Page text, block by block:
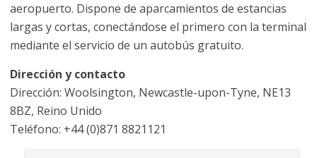
aeropuerto. Dispone de aparcamientos de estancias
largas y cortas, conectándose el primero con la terminal
mediante el servicio de un autobús gratuito.
Dirección y contacto
Dirección: Woolsington, Newcastle-upon-Tyne, NE13
8BZ, Reino Unido
Teléfono: +44 (0)871 8821121